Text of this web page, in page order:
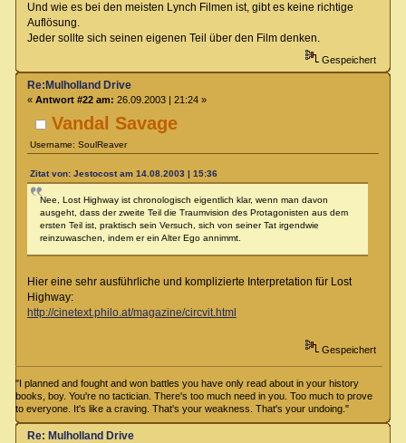
Und wie es bei den meisten Lynch Filmen ist, gibt es keine richtige
Auflösung.
Jeder sollte sich seinen eigenen Teil über den Film denken.
Gespeichert
Vandal Savage
Username: SoulReaver
Re:Mulholland Drive
« Antwort #22 am: 26.09.2003 | 21:24 »
Zitat von: Jestocost am 14.08.2003 | 15:36
Nee, Lost Highway ist chronologisch eigentlich klar, wenn man davon
ausgeht, dass der zweite Teil die Traumvision des Protagonisten aus dem
ersten Teil ist, praktisch sein Versuch, sich von seiner Tat irgendwie
reinzuwaschen, indem er ein Alter Ego annimmt.
Hier eine sehr ausführliche und komplizierte Interpretation für Lost
Highway:
http://cinetext.philo.at/magazine/circvit.html
Gespeichert
"I planned and fought and won battles you have only read about in your history
books, boy. You're no tactician. There's too much need in you. Too much to prove
to everyone. It's like a craving. That's your weakness. That's your undoing."
Re: Mulholland Drive